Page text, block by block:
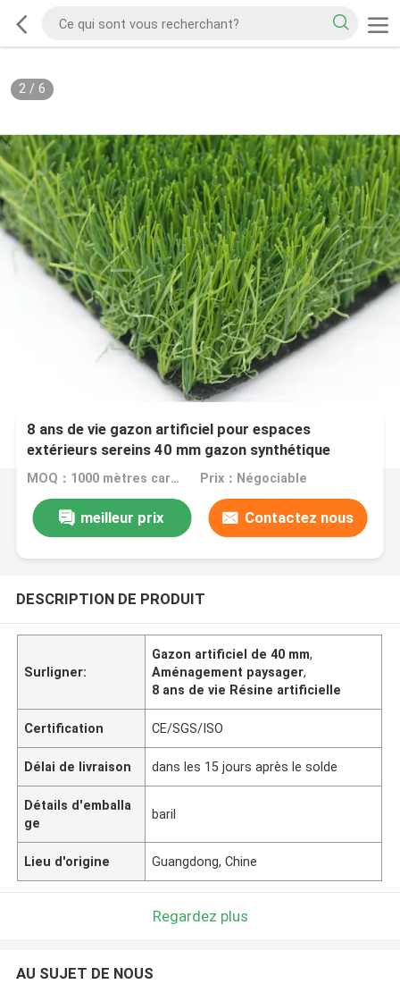
2/ 6
8 ans de vie gazon artificiel pour espaces
extérieurs sereins 40 mm gazon synthétique
paysagiste
MOQ：1000 mètres carrés Prix：Négociable
meilleur prix Contactez nous
DESCRIPTION DE PRODUIT
Surligner:
Gazon artificiel de 40 mm,
Aménagement paysager,
8 ans de vie Résine artificielle
Certification CE/SGS/ISO
Délai de livraison dans les 15 jours après le solde
Détails d'emballa
ge
baril
Lieu d'origine Guangdong, Chine
Regardez plus
AU SUJET DE NOUS